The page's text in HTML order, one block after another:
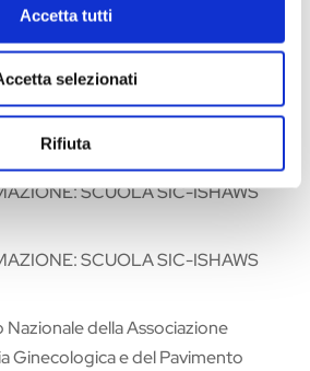
Accetta tutti
selezionati
Rifiuta
Italiana di Urologia 2026
WHX Dubai 2026
SCUOLA SIC-ISHAWS
SCUOLA SIC-ISHAWS
Nazionale della Associazione
Ginecologica e del Pavimento